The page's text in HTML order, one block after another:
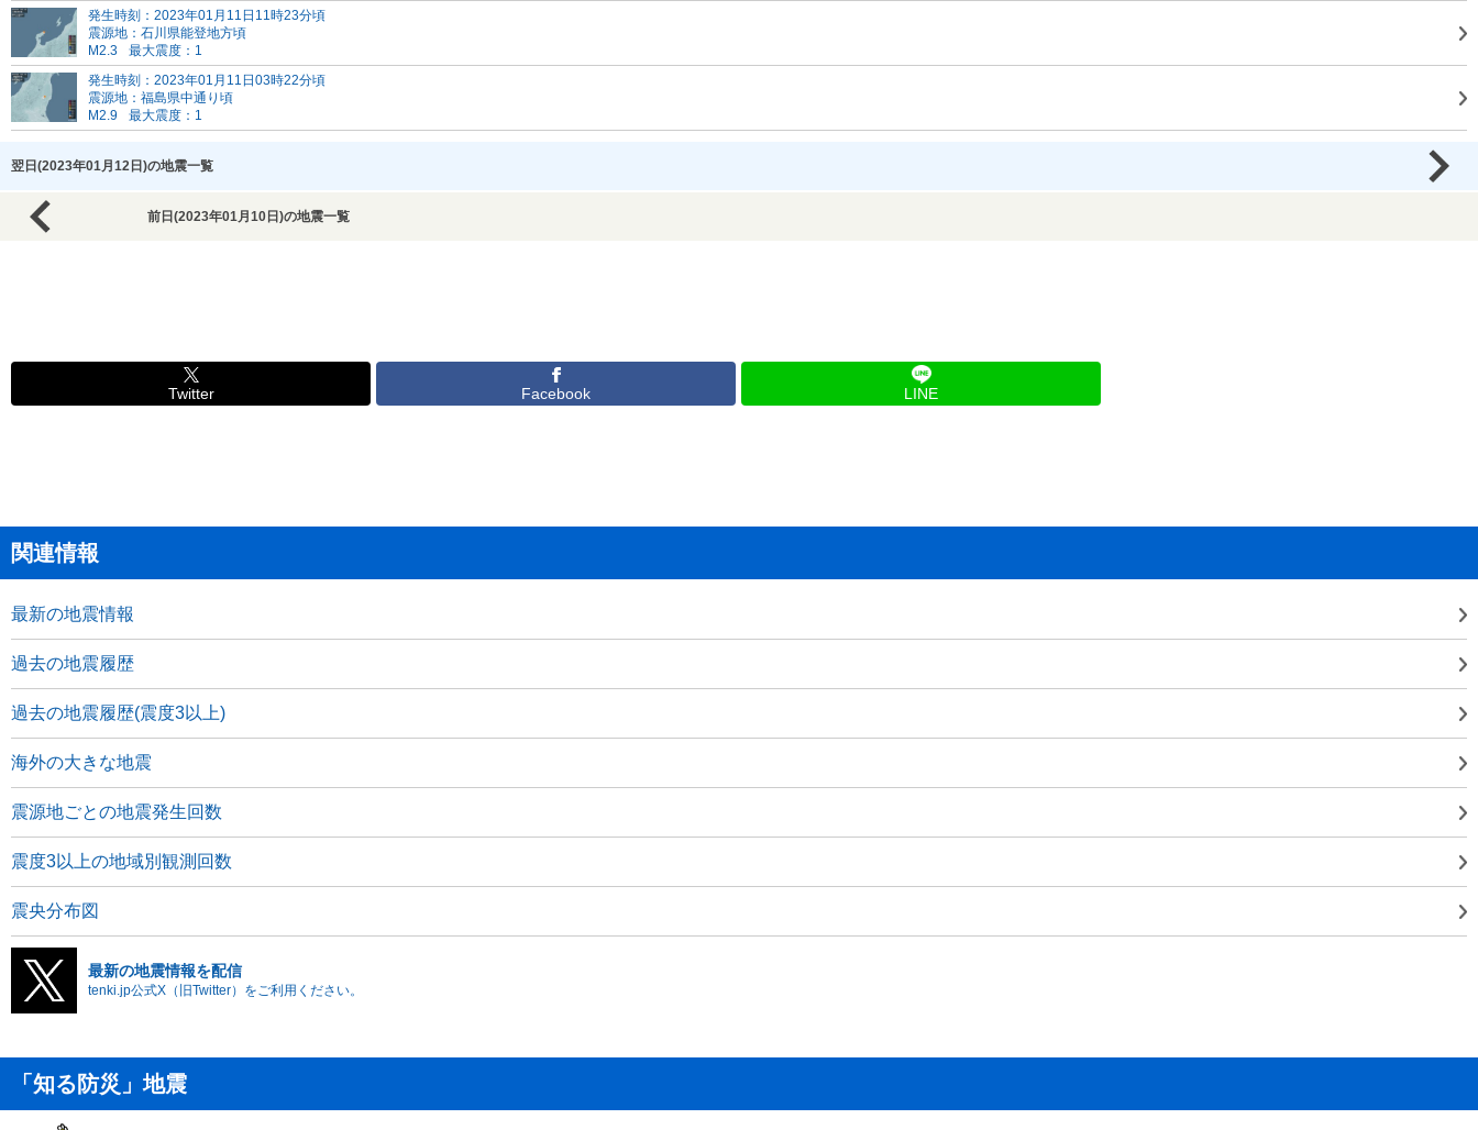
発生時刻：2023年01月11日11時23分頃
震源地：石川県能登地方頃
M2.3
最大震度：1
発生時刻：2023年01月11日03時22分頃
震源地：福島県中通り頃
M2.9
最大震度：1
翌日(2023年01月12日)の地震一覧
前日(2023年01月10日)の地震一覧
Twitter Facebook LINE
関連情報
最新の地震情報
過去の地震履歴
過去の地震履歴(震度3以上)
海外の大きな地震
震源地ごとの地震発生回数
震度3以上の地域別観測回数
震央分布図
最新の地震情報を配信
tenki.jp公式X（旧Twitter）をご利用ください。
「知る防災」地震